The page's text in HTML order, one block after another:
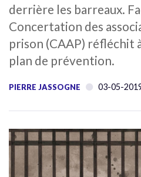
derrière les barreaux.
Concertation des
prison (CAAP) réfléchit
plan de prévention.
PIERRE JASSOGNE 03-05-